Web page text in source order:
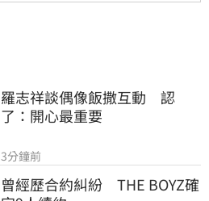
羅志祥談偶像飯撒互動　認
了：開心最重要
3分鐘前
曾經歷合約糾紛　THE BOYZ確